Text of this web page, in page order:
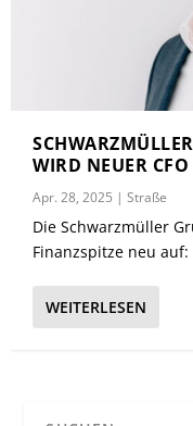
WIRD NEUER CFO
Apr. 28, 2025 |Straße
Die Schwarzmüller
Finanzspitze neu auf:
WEITERLESEN